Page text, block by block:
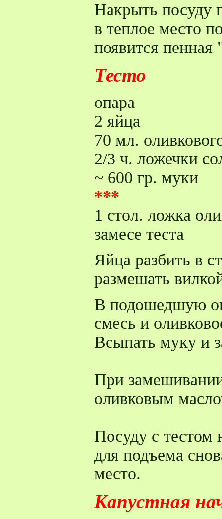
Накрыть посуду
в теплое место
появится
Тесто
опара
2 яйца
70 мл.
2/3 ч. ложечки
~ 600 гр. муки
***
1 стол. ложка
замесе теста
Яйца разбить в
размешать
В подошедшую
смесь и
Всыпать муку и
При
оливковым
Посуду с тестом
для подъема
место.
Капустная